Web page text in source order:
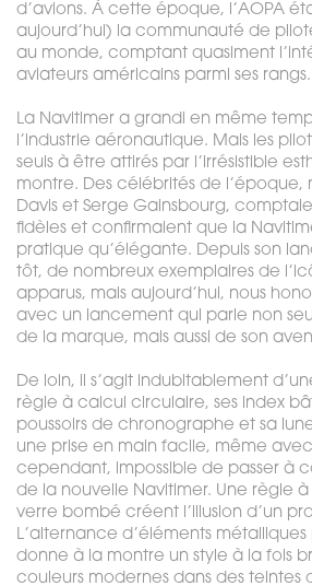
d’avions. À cette époque, l’AOPA
aujourd’hui) la communauté de
au monde, comptant quasiment
aviateurs américains parmi ses rangs.
La Navitimer a grandi en même
l’industrie aéronautique. Mais les
seuls à être attirés par l’irrésistible
montre. Des célébrités de l’époque,
Davis et Serge Gainsbourg,
fidèles et confirmaient que la
pratique qu’élégante. Depuis son
tôt, de nombreux exemplaires de
apparus, mais aujourd’hui, nous
avec un lancement qui parle non
de la marque, mais aussi de son
De loin, il s’agit indubitablement
règle à calcul circulaire, ses index
poussoirs de chronographe et sa
une prise en main facile, même
cependant, impossible de passer à
de la nouvelle Navitimer. Une règle
verre bombé créent l’illusion d’un
L’alternance d’éléments métalliques
donne à la montre un style à la fois
couleurs modernes dans des teintes